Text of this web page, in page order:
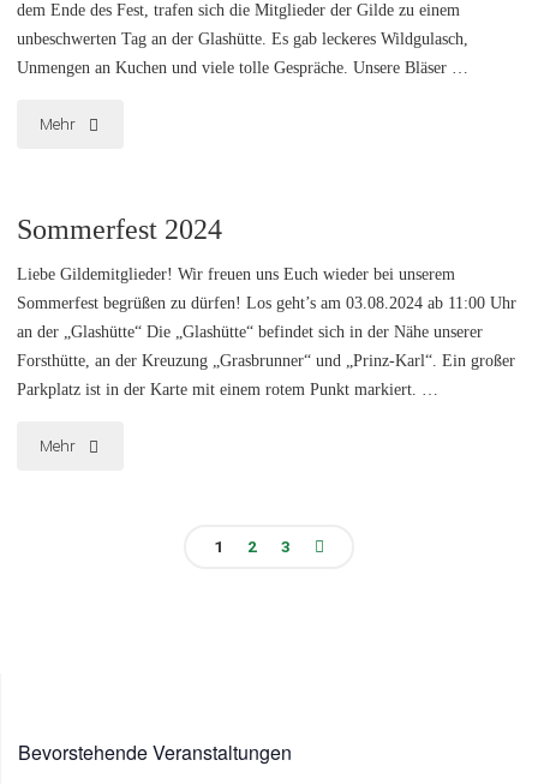
dem Ende des Fest, trafen sich die Mitglieder der Gilde zu einem
unbeschwerten Tag an der Glashütte. Es gab leckeres Wildgulasch,
Unmengen an Kuchen und viele tolle Gespräche. Unsere Bläser …
Mehr "Sommerfest
Sommerfest 2024
Liebe Gildemitglieder! Wir freuen uns Euch wieder bei unserem
Sommerfest begrüßen zu dürfen! Los geht’s am 03.08.2024 ab 11:00 Uhr
an der „Glashütte“ Die „Glashütte“ befindet sich in der Nähe unserer
Forsthütte, an der Kreuzung „Grasbrunner“ und „Prinz-Karl“. Ein großer
Parkplatz ist in der Karte mit einem rotem Punkt markiert. …
Mehr "Sommerfest
1 2 3
Bevorstehende Veranstaltungen